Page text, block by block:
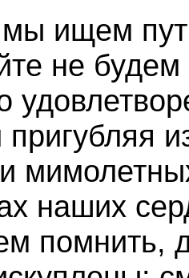
мы ищем
не будем
пригубляя
наших
помнить,